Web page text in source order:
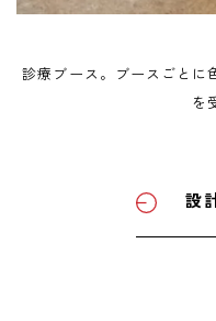
診療ブース。ブースごとに
を
設